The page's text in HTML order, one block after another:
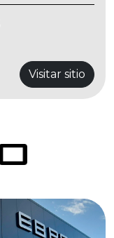
Visitar sitio